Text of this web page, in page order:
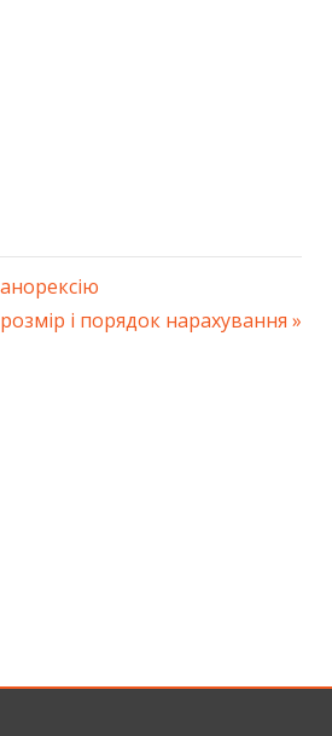
і порядок нарахування